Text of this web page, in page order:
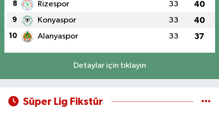
8 Rizespor 33 40
9 Konyaspor 33 40
10 Alanyaspor 33 37
Detaylar için tıklayın
Süper Lig Fikstür